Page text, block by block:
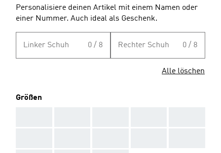
Personalisiere deinen Artikel mit einem Namen oder
einer Nummer. Auch ideal als Geschenk.
Linker Schuh 0 / 8 Rechter Schuh 0 / 8
Alle löschen
Größen